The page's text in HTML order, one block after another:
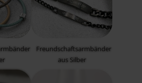
Freundschaftsarmbänder
aus Silber